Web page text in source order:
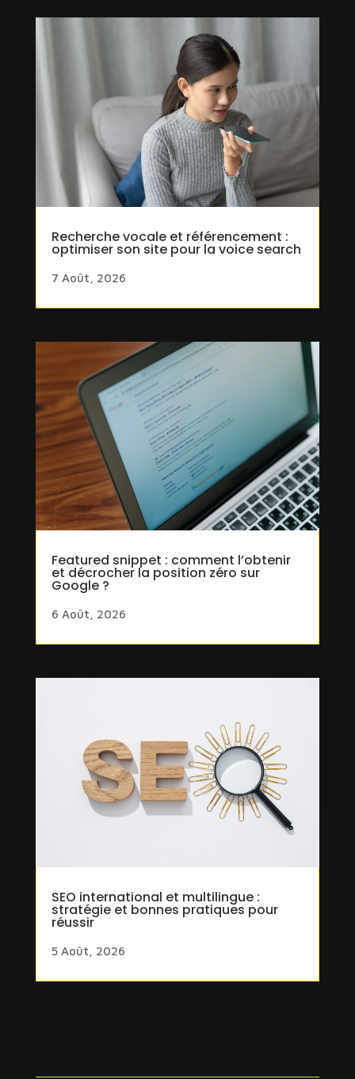
Recherche vocale et référencement :
optimiser son site pour la voice search
7 Août, 2026
Featured snippet : comment l’obtenir
et décrocher la position zéro sur
Google ?
6 Août, 2026
SEO international et multilingue :
stratégie et bonnes pratiques pour
réussir
5 Août, 2026